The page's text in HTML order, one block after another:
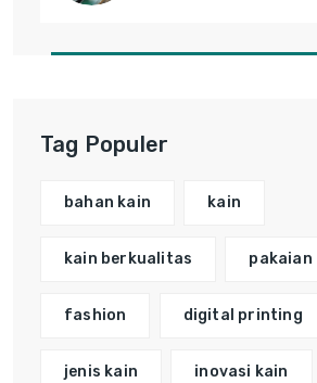
Tag Populer
bahan kain kain
kain berkualitas pakaian
fashion digital printing
jenis kain inovasi kain